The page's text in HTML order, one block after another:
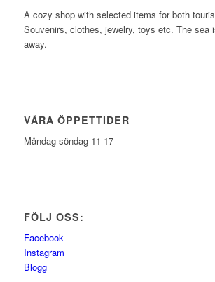
A cozy shop with selected items for both
Souvenirs, clothes, jewelry, toys etc. The sea
away.
VÅRA ÖPPETTIDER
Måndag-söndag 11-17
FÖLJ OSS:
Facebook
Instagram
Blogg